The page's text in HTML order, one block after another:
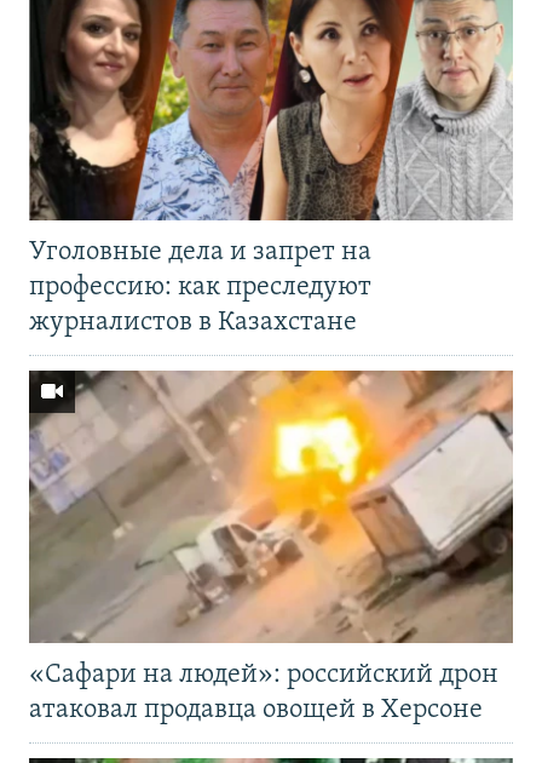
Уголовные дела и запрет на
профессию: как преследуют
журналистов в Казахстане
«Cафари на людей»: российский дрон
атаковал продавца овощей в Херсоне